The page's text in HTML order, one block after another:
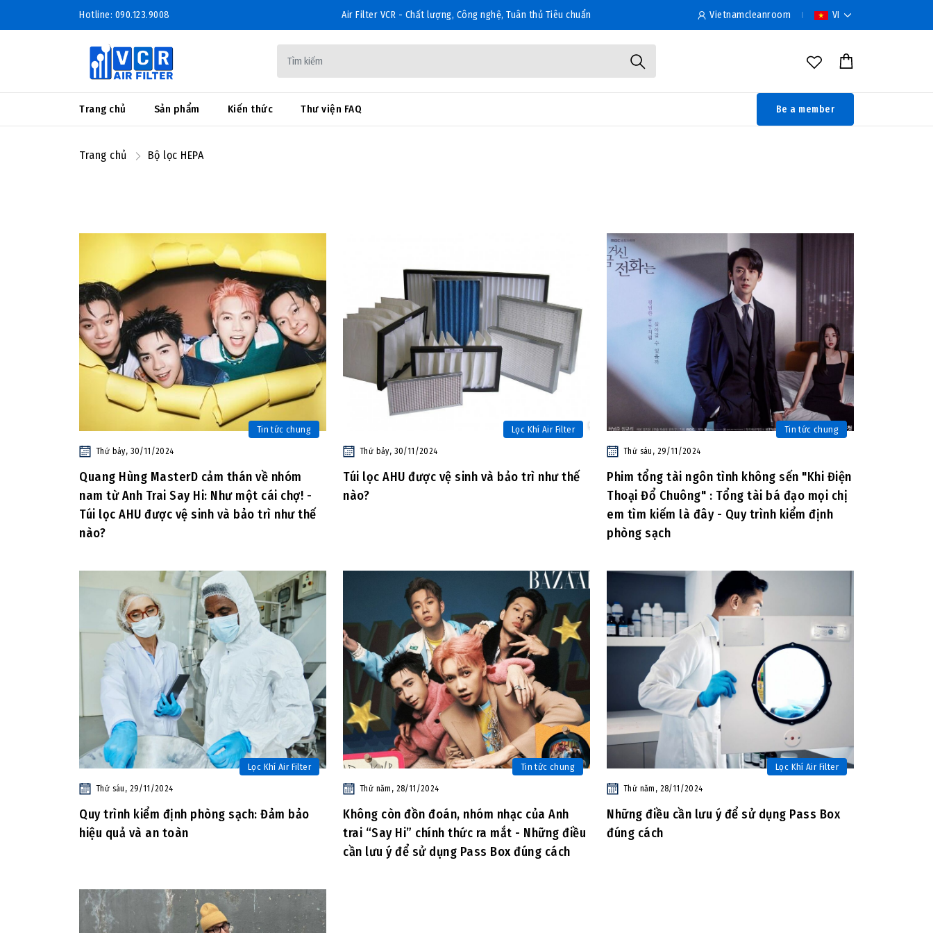
Hotline: 090.123.9008 Air Filter VCR - Chất lượng, Công nghệ, Tuân thủ Tiêu chuẩn Vietnamcleanroom VI
Trang chủ Sản phẩm Kiến thức Thư viện FAQ Be a member
Trang chủ Bộ lọc HEPA
Tin tức chung
Thứ bảy, 30/11/2024
Quang Hùng MasterD cảm thán về nhóm
nam từ Anh Trai Say Hi: Như một cái chợ! -
Túi lọc AHU được vệ sinh và bảo trì như thế
nào?
Lọc Khí Air Filter
Thứ bảy, 30/11/2024
Túi lọc AHU được vệ sinh và bảo trì như thế
nào?
Tin tức chung
Thứ sáu, 29/11/2024
Phim tổng tài ngôn tình không sến "Khi Điện
Thoại Đổ Chuông" : Tổng tài bá đạo mọi chị
em tìm kiếm là đây - Quy trình kiểm định
phòng sạch
Lọc Khí Air Filter
Thứ sáu, 29/11/2024
Quy trình kiểm định phòng sạch: Đảm bảo
hiệu quả và an toàn
Tin tức chung
Thứ năm, 28/11/2024
Không còn đồn đoán, nhóm nhạc của Anh
trai “Say Hi” chính thức ra mắt - Những điều
cần lưu ý để sử dụng Pass Box đúng cách
Lọc Khí Air Filter
Thứ năm, 28/11/2024
Những điều cần lưu ý để sử dụng Pass Box
đúng cách